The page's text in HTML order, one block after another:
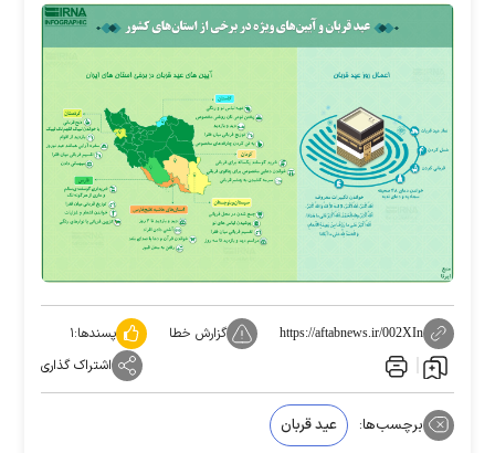
https://aftabnews.ir/002XIn گزارش خطا پسندها:۱
اشتراک گذاری
برچسب‌ها: عید قربان